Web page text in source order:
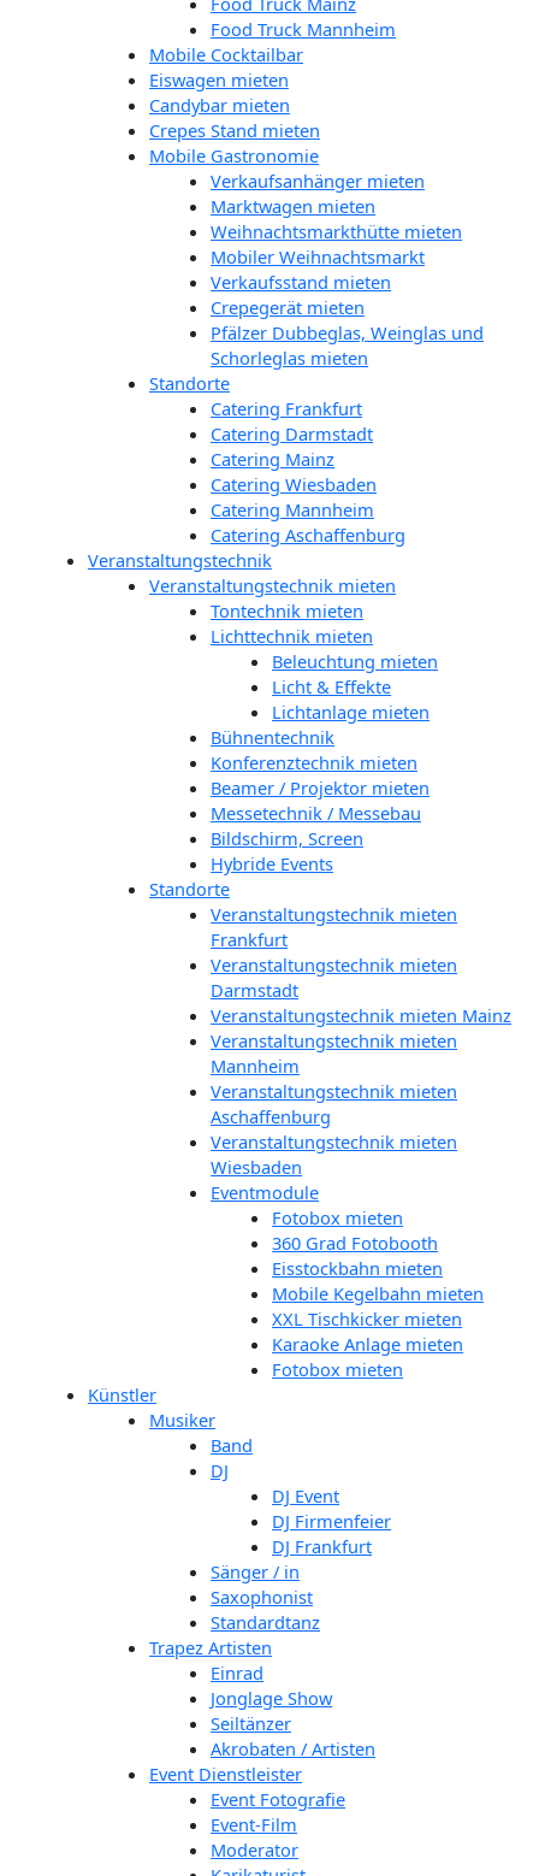
Food Truck Mannheim
Mobile Cocktailbar
Eiswagen mieten
Candybar mieten
Crepes Stand mieten
Mobile Gastronomie
Verkaufsanhänger mieten
Marktwagen mieten
Weihnachtsmarkthütte mieten
Mobiler Weihnachtsmarkt
Verkaufsstand mieten
Crepegerät mieten
Pfälzer Dubbeglas, Weinglas und
Schorleglas mieten
Standorte
Catering Frankfurt
Catering Darmstadt
Catering Mainz
Catering Wiesbaden
Catering Mannheim
Catering Aschaffenburg
Veranstaltungstechnik
Veranstaltungstechnik mieten
Tontechnik mieten
Lichttechnik mieten
Beleuchtung mieten
Licht & Effekte
Lichtanlage mieten
Bühnentechnik
Konferenztechnik mieten
Beamer / Projektor mieten
Messetechnik / Messebau
Bildschirm, Screen
Hybride Events
Standorte
Veranstaltungstechnik mieten
Frankfurt
Veranstaltungstechnik mieten
Darmstadt
Veranstaltungstechnik mieten Mainz
Veranstaltungstechnik mieten
Mannheim
Veranstaltungstechnik mieten
Aschaffenburg
Veranstaltungstechnik mieten
Wiesbaden
Eventmodule
Fotobox mieten
360 Grad Fotobooth
Eisstockbahn mieten
Mobile Kegelbahn mieten
XXL Tischkicker mieten
Karaoke Anlage mieten
Fotobox mieten
Künstler
Musiker
Band
DJ
DJ Event
DJ Firmenfeier
DJ Frankfurt
Sänger / in
Saxophonist
Standardtanz
Trapez Artisten
Einrad
Jonglage Show
Seiltänzer
Akrobaten / Artisten
Event Dienstleister
Event Fotografie
Event-Film
Moderator